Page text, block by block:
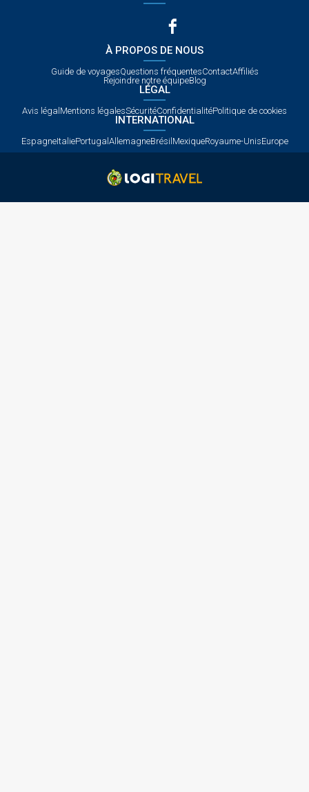
À PROPOS DE NOUS
Guide de voyagesQuestions fréquentesContactAffiliés
Rejoindre notre équipeBlog
LÉGAL
Avis légal Mentions légalesSécuritéConfidentialitéPolitique de cookies
INTERNATIONAL
EspagneItaliePortugal AllemagneBrésil MexiqueRoyaume-UnisEurope